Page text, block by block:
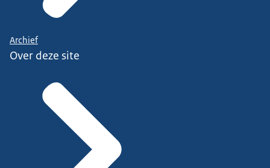
Archief
Over deze site